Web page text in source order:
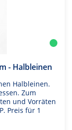
- Halbleinen
Halbleinen.
Zum
und Vorräten
Preis für 1